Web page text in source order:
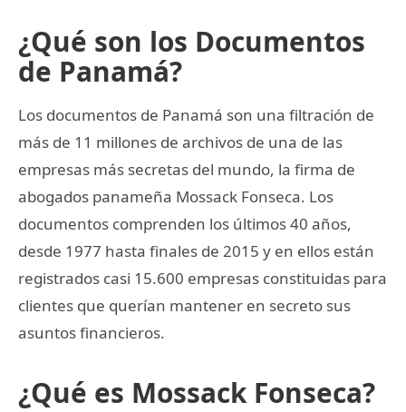
¿Qué son los Documentos
de Panamá?
Los documentos de Panamá son una filtración de
más de 11 millones de archivos de una de las
empresas más secretas del mundo, la firma de
abogados panameña Mossack Fonseca. Los
documentos comprenden los últimos 40 años,
desde 1977 hasta finales de 2015 y en ellos están
registrados casi 15.600 empresas constituidas para
clientes que querían mantener en secreto sus
asuntos financieros.
¿Qué es Mossack Fonseca?